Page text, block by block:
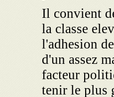
Il convient
la classe
l'adhesion
d'un assez
facteur
tenir le plus